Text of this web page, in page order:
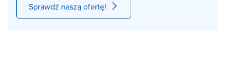
Sprawdź naszą ofertę!